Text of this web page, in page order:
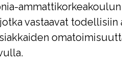
vastaavat todellisiin